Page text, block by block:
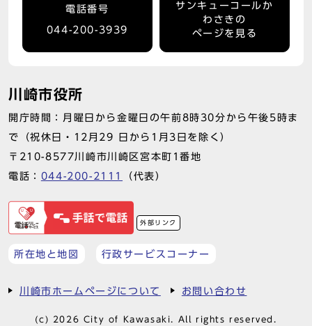
電話番号
044-200-3939
サンキューコールか
わさきの
ページを見る
川崎市役所
開庁時間：月曜日から金曜日の午前8時30分から午後5時ま
で（祝休日・12月29 日から1月3日を除く）
〒210-8577川崎市川崎区宮本町1番地
電話： 044-200-2111 （代表）
外部リンク
所在地と地図 行政サービスコーナー
川崎市ホームページについて お問い合わせ
(c) 2026 City of Kawasaki. All rights reserved.